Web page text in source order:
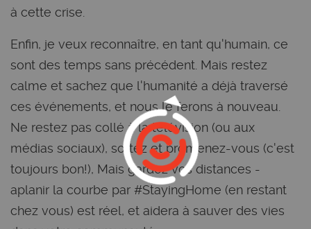
à cette crise.
Enfin, je veux reconnaître, en tant qu'humain, ce
sont des temps sans précédent. Mais restez
calme et sachez que l'humanité a déjà traversé
ces événements, et nous le ferons à nouveau.
Ne restez pas collé à la télévision (ou aux
médias sociaux), sortez et promenez-vous (c'est
toujours bon!), Mais gardez vos distances -
aplanir la courbe par #StayingHome (en restant
chez vous) est réel, et aidera à sauver des vies